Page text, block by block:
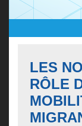
LES
RÔLE